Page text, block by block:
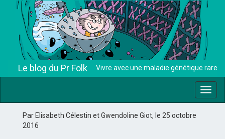
Le blog du Pr Folk Vivre avec une maladie génétique rare
Par Elisabeth Célestin et Gwendoline Giot, le 25 octobre
2016